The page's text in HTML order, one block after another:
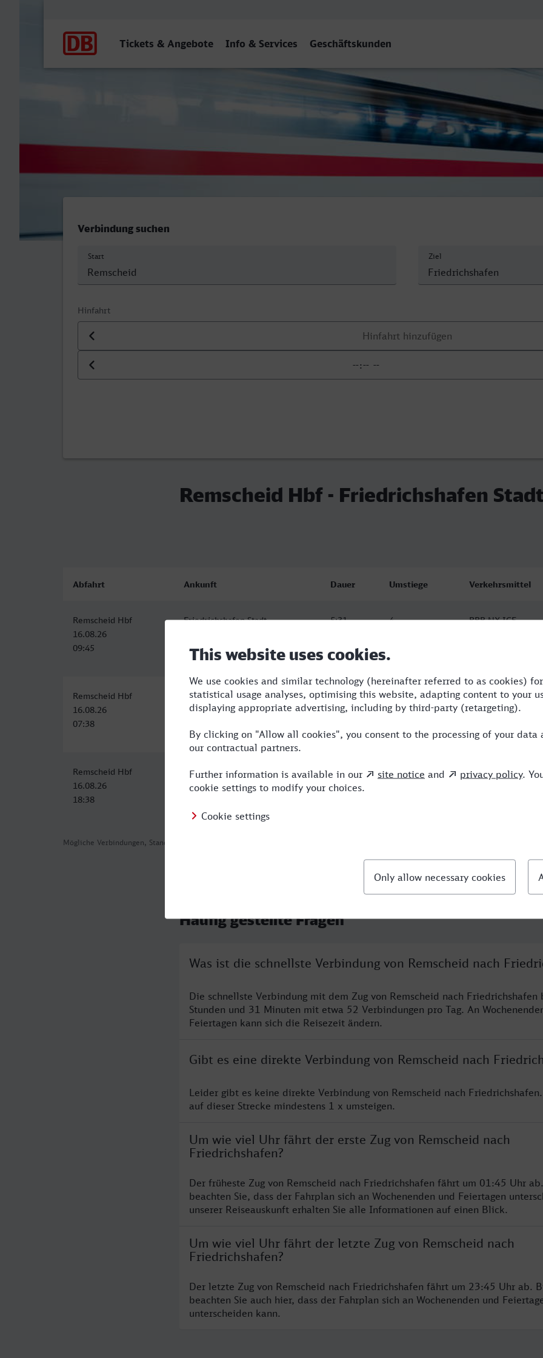
Tickets & Angebote Info & Services Geschäftskunden
Remscheid Hbf - Friedrichshafen Stadt
Verbindung suchen
Start Ziel
Hinfahrt
Datum der Hinfahrt
Uhrzeit der Hinfahrt
Remscheid Hbf - Friedrichshafen Stadt
Mögliche Verbindungen, Stand: 2026-08-02 03:25
Abfahrt Ankunft Dauer Umstiege Verkehrsmittel
Remscheid Hbf
16.08.26
09:45
Friedrichshafen Stadt
15:16
5:31 4 RRB,NX,ICE
Remscheid Hbf
16.08.26
07:38
Friedrichshafen Stadt
16.08.26
5:47 4 R,RE,NX,ICE
Remscheid Hbf
16.08.26
18:38
Friedrichshafen Stadt
17.08.26
6:01 2 R,RE,ICE
Häufig gestellte Fragen
Was ist die schnellste Verbindung von Remscheid nach
Die schnellste Verbindung mit dem Zug von Remscheid nach Friedrichshafen
Stunden und 31 Minuten mit etwa 52 Verbindungen pro Tag. An
Feiertagen kann sich die Reisezeit ändern.
Gibt es eine direkte Verbindung von Remscheid nach
Leider gibt es keine direkte Verbindung von Remscheid nach Friedrichshafen.
auf dieser Strecke mindestens 1 x umsteigen.
Um wie viel Uhr fährt der erste Zug von Remscheid nach
Friedrichshafen?
Der früheste Zug von Remscheid nach Friedrichshafen fährt um 01:45 Uhr
beachten Sie, dass der Fahrplan sich an Wochenenden und Feiertagen
unserer Reiseauskunft erhalten Sie alle Informationen auf einen Blick.
Um wie viel Uhr fährt der letzte Zug von Remscheid nach
Friedrichshafen?
Der letzte Zug von Remscheid nach Friedrichshafen fährt um 23:45 Uhr ab.
beachten Sie auch hier, dass der Fahrplan sich an Wochenenden und
unterscheiden kann.